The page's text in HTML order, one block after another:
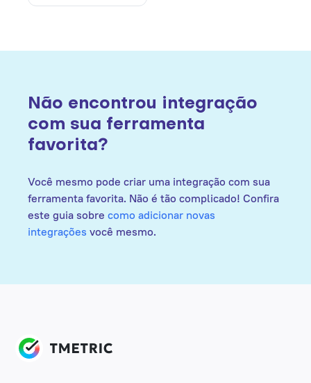
Não encontrou integração
com sua ferramenta
favorita?
Você mesmo pode criar uma integração com sua
ferramenta favorita. Não é tão complicado! Confira
este guia sobre como adicionar novas
integrações você mesmo.